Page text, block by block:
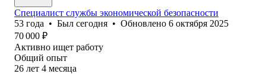
Специалист службы экономической безопасности
53 года • Был сегодня • Обновлено 6 октября 2025
70 000 ₽
Активно ищет работу
Общий опыт
26 лет 4 месяца